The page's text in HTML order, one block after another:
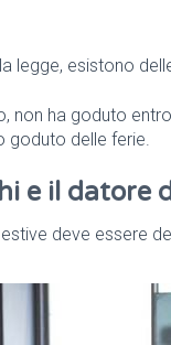
legge, esistono
non ha goduto
goduto delle ferie.
e il datore
deve essere